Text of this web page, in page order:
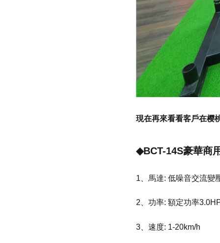
現在再來看看客戶在樱
◆BCT-14S豪華商
1、馬達: 低噪音交流變
2、功率: 額定功率
3、速度: 1-20km/h